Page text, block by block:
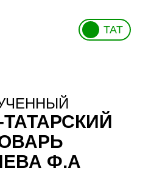
ТАТ
Ф.А